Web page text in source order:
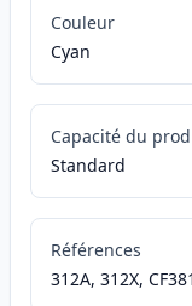
Couleur
Cyan
Capacité du
Standard
Références
312A, 312X,